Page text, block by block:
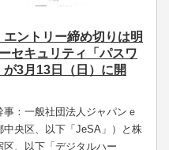
エントリー締め切りは明
セキュリティ「パスワ
3月13日（日）に開
：一般社団法人ジャパンｅ
央区、以下「JeSA」）と株
、以下「デジタルハー